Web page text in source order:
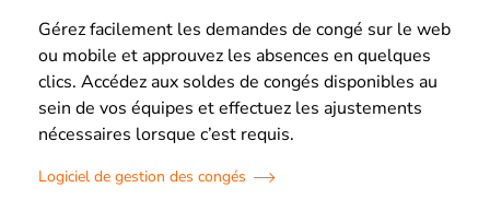
Gérez facilement les demandes de congé sur le web
ou mobile et approuvez les absences en quelques
clics. Accédez aux soldes de congés disponibles au
sein de vos équipes et effectuez les ajustements
nécessaires lorsque c’est requis.
Logiciel de gestion des congés